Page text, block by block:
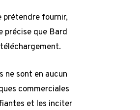
prétendre fournir,
précise que Bard
ne sont en aucun
commerciales
et les inciter